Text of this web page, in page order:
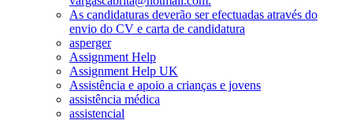
As candidaturas deverão ser efectuadas através do
envio do CV e carta de candidatura
asperger
Assignment Help
Assignment Help UK
Assistência e apoio a crianças e jovens
assistência médica
assistencial